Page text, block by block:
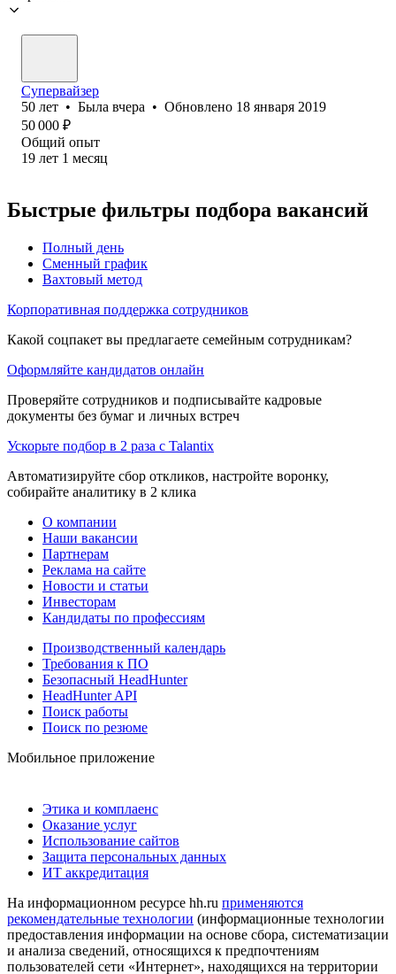
Супервайзер
50 лет • Была вчера • Обновлено 18 января 2019
50 000 ₽
Общий опыт
19 лет 1 месяц
Быстрые фильтры подбора вакансий
Полный день
Сменный график
Вахтовый метод
Корпоративная поддержка сотрудников
Какой соцпакет вы предлагаете семейным сотрудникам?
Оформляйте кандидатов онлайн
Проверяйте сотрудников и подписывайте кадровые
документы без бумаг и личных встреч
Ускорьте подбор в 2 раза с Talantix
Автоматизируйте сбор откликов, настройте воронку,
собирайте аналитику в 2 клика
О компании
Наши вакансии
Партнерам
Реклама на сайте
Новости и статьи
Инвесторам
Кандидаты по профессиям
Производственный календарь
Требования к ПО
Безопасный HeadHunter
HeadHunter API
Поиск работы
Поиск по резюме
Мобильное приложение
Этика и комплаенс
Оказание услуг
Использование сайтов
Защита персональных данных
ИТ аккредитация
На информационном ресурсе hh.ru применяются
рекомендательные технологии (информационные технологии
предоставления информации на основе сбора, систематизации
и анализа сведений, относящихся к предпочтениям
пользователей сети «Интернет», находящихся на территории